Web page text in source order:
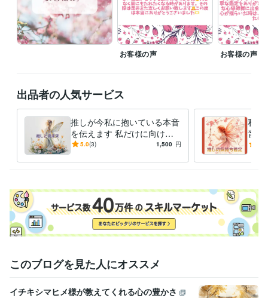
認定心理士 取得年 : 2014年
保育士 取得年 : 1989年
幼稚園教諭免許 取得年 : 1989年
普通自動車第一種運転免許 取得年 : 1989年
Excel:25年Google スプレッドシート:2年Google ドキュメント:2年
PowerPoint:15年
iMovie:3年Canva:0年
得意分野
霊感タロット占い
悩み相談・カウンセリング 霊感タロット×恋愛カウンセリング
お客様の声 お客様の声
出品者の人気サービス
推しが今私に抱いている本音
を伝えます 私だけに向けら
れた本音に、心がほどけてい
5.0(3) 1,500 円
私の
音と
かし
このブログを見た人にオススメ
イチキシマヒメ様が教えてくれる心の豊かさ